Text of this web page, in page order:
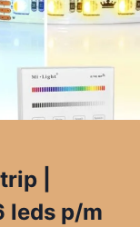
|
leds p/m